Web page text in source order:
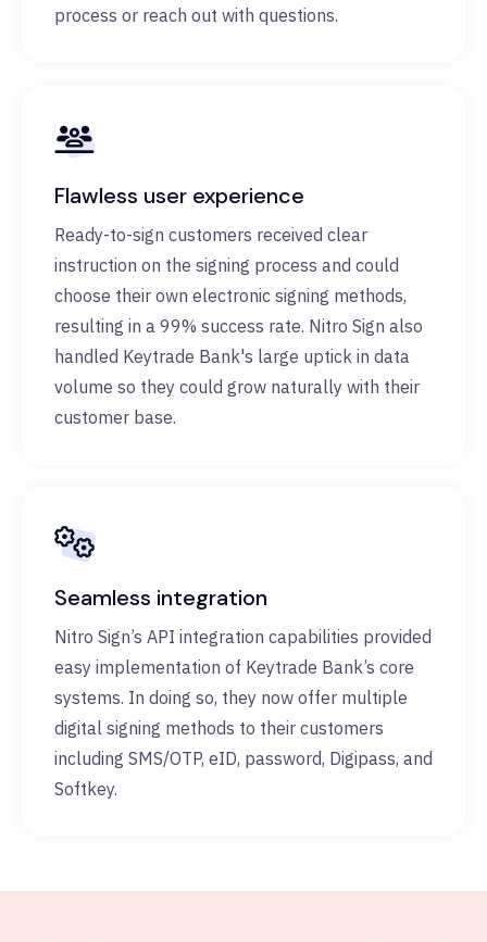
process or reach out with questions.
Flawless user experience
Ready-to-sign customers received clear
instruction on the signing process and could
choose their own electronic signing methods,
resulting in a 99% success rate. Nitro Sign also
handled Keytrade Bank's large uptick in data
volume so they could grow naturally with their
customer base.
Seamless integration
Nitro Sign’s API integration capabilities provided
easy implementation of Keytrade Bank’s core
systems. In doing so, they now offer multiple
digital signing methods to their customers
including SMS/OTP, eID, password, Digipass, and
Softkey.